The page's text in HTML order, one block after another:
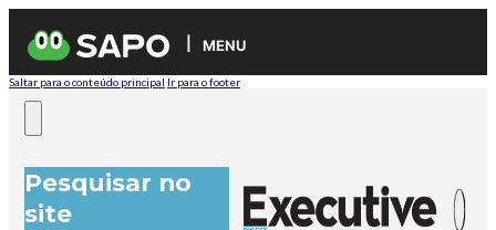
MENU
Saltar para o conteúdo principal Ir para o footer
Pesquisar no
site